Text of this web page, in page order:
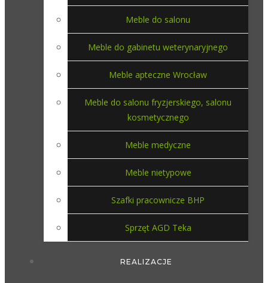
Meble do salonu
Meble do gabinetu weterynaryjnego
Meble apteczne Wrocław
Meble do salonu fryzjerskiego, salonu
kosmetycznego
Meble medyczne
Meble nietypowe
Szafki pracownicze BHP
Sprzęt AGD Teka
REALIZACJE